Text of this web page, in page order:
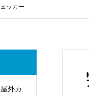
ッカー
外カ